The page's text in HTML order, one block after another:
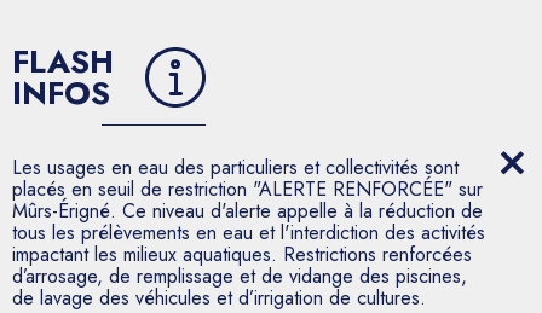
FLASH
INFOS
Les usages en eau des particuliers et collectivités sont
placés en seuil de restriction "ALERTE RENFORCÉE" sur
Mûrs-Érigné. Ce niveau d'alerte appelle à la réduction de
tous les prélèvements en eau et l'interdiction des activités
impactant les milieux aquatiques. Restrictions renforcées
d’arrosage, de remplissage et de vidange des piscines,
de lavage des véhicules et d’irrigation de cultures.